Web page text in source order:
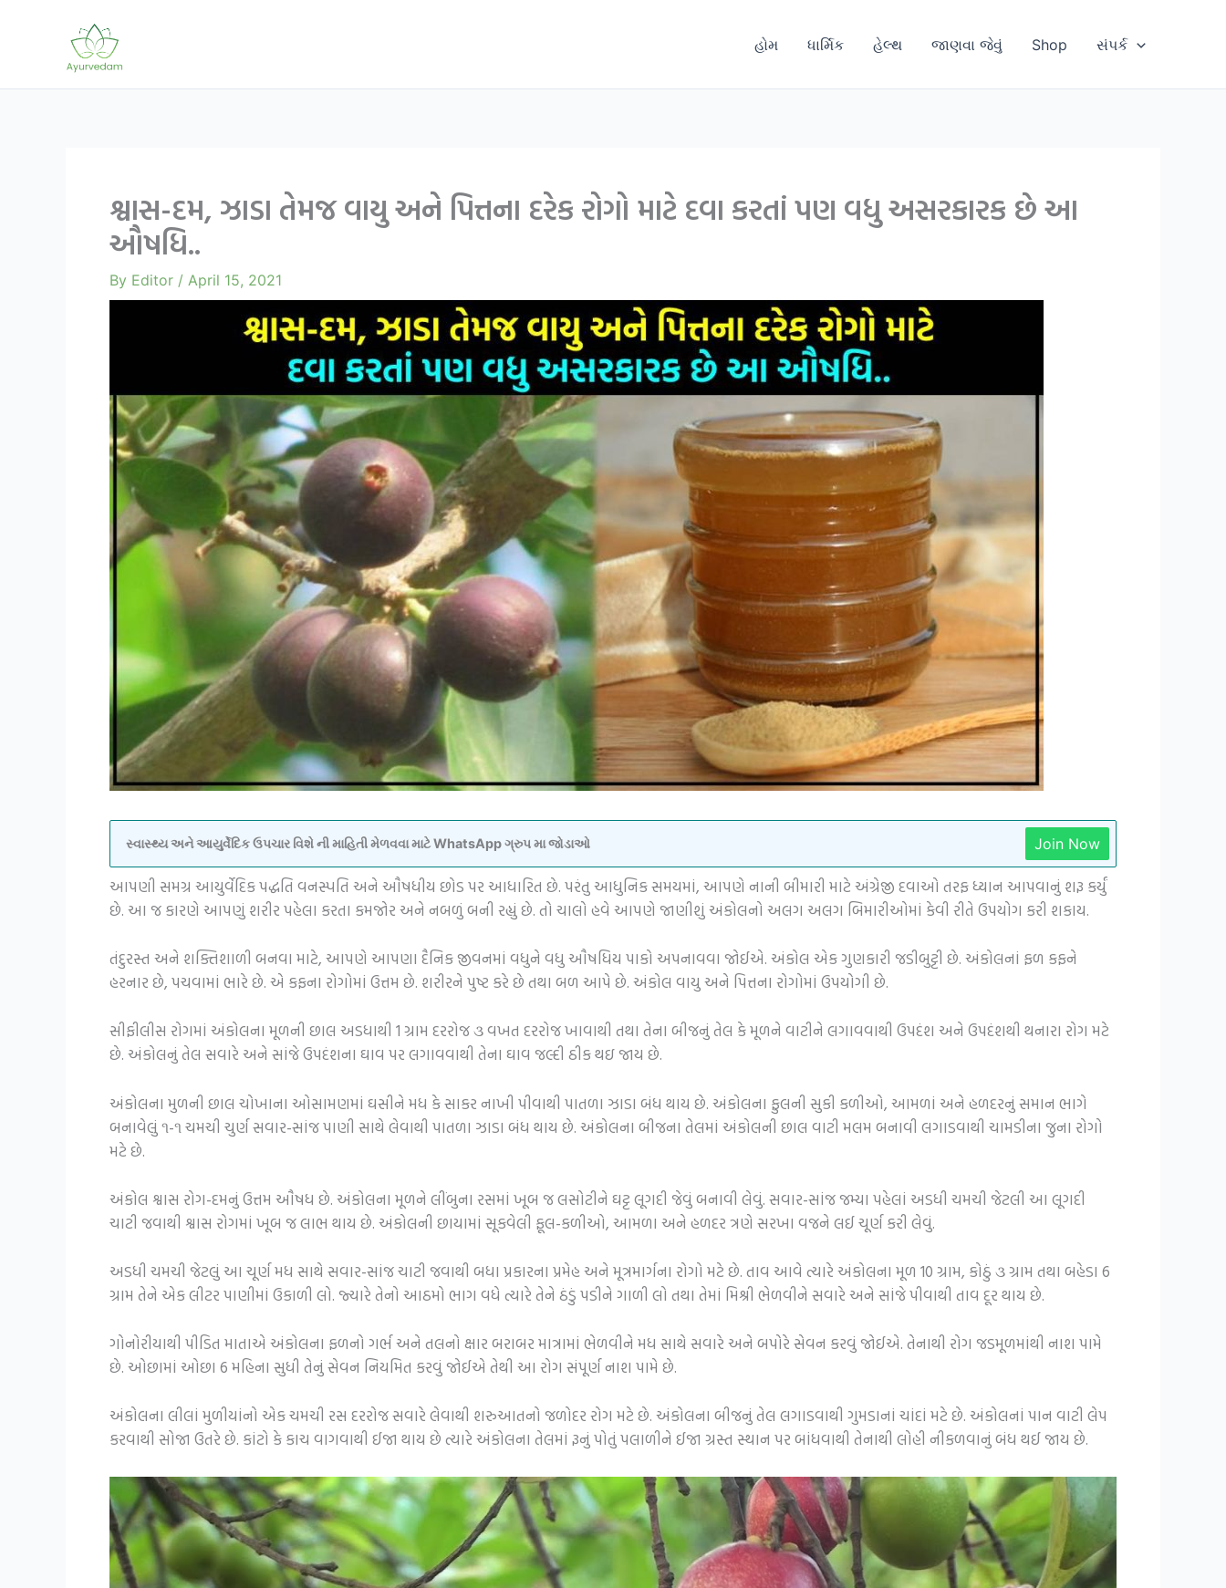
હોમ ધાર્મિક હેલ્થ જાણવા જેવું Shop સંપર્ક
શ્વાસ-દમ, ઝાડા તેમજ વાયુ અને પિત્તના દરેક રોગો માટે દવા કરતાં પણ વધુ અસરકારક છે આ
ઔષધિ..
By Editor / April 15, 2021
સ્વાસ્થ્ય અને આયુર્વેદિક ઉપચાર વિશે ની માહિતી મેળવવા માટે WhatsApp ગ્રુપ મા જોડાઓ Join Now
આપણી સમગ્ર આયુર્વેદિક પદ્ધતિ વનસ્પતિ અને ઔષધીય છોડ પર આધારિત છે. પરંતુ આધુનિક સમયમાં, આપણે નાની બીમારી માટે અંગ્રેજી દવાઓ તરફ ધ્યાન આપવાનું શરૂ કર્યું
છે. આ જ કારણે આપણું શરીર પહેલા કરતા કમજોર અને નબળું બની રહ્યું છે. તો ચાલો હવે આપણે જાણીશું અંકોલનો અલગ અલગ બિમારીઓમાં કેવી રીતે ઉપયોગ કરી શકાય.
તંદુરસ્ત અને શક્તિશાળી બનવા માટે, આપણે આપણા દૈનિક જીવનમાં વધુને વધુ ઔષધિય પાકો અપનાવવા જોઈએ. અંકોલ એક ગુણકારી જડીબુટ્ટી છે. અંકોલનાં ફળ કફને
હરનાર છે, પચવામાં ભારે છે. એ કફના રોગોમાં ઉત્તમ છે. શરીરને પુષ્ટ કરે છે તથા બળ આપે છે. અંકોલ વાયુ અને પિત્તના રોગોમાં ઉપયોગી છે.
સીફીલીસ રોગમાં અંકોલના મૂળની છાલ અડધાથી 1 ગ્રામ દરરોજ ૩ વખત દરરોજ ખાવાથી તથા તેના બીજનું તેલ કે મૂળને વાટીને લગાવવાથી ઉપદંશ અને ઉપદંશથી થનારા રોગ મટે
છે. અંકોલનું તેલ સવારે અને સાંજે ઉપદંશના ઘાવ પર લગાવવાથી તેના ઘાવ જલ્દી ઠીક થઇ જાય છે.
અંકોલના મુળની છાલ ચોખાના ઓસામણમાં ઘસીને મધ કે સાકર નાખી પીવાથી પાતળા ઝાડા બંધ થાય છે. અંકોલના ફુલની સુકી કળીઓ, આમળાં અને હળદરનું સમાન ભાગે
બનાવેલું ૧-૧ ચમચી ચુર્ણ સવાર-સાંજ પાણી સાથે લેવાથી પાતળા ઝાડા બંધ થાય છે. અંકોલના બીજના તેલમાં અંકોલની છાલ વાટી મલમ બનાવી લગાડવાથી ચામડીના જુના રોગો
મટે છે.
અંકોલ શ્વાસ રોગ-દમનું ઉત્તમ ઔષધ છે. અંકોલના મૂળને લીંબુના રસમાં ખૂબ જ લસોટીને ઘટ્ટ લૂગદી જેવું બનાવી લેવું. સવાર-સાંજ જમ્યા પહેલાં અડધી ચમચી જેટલી આ લૂગદી
ચાટી જવાથી શ્વાસ રોગમાં ખૂબ જ લાભ થાય છે. અંકોલની છાયામાં સૂકવેલી ફૂલ-કળીઓ, આમળા અને હળદર ત્રણે સરખા વજને લઈ ચૂર્ણ કરી લેવું.
અડધી ચમચી જેટલું આ ચૂર્ણ મધ સાથે સવાર-સાંજ ચાટી જવાથી બધા પ્રકારના પ્રમેહ અને મૂત્રમાર્ગના રોગો મટે છે. તાવ આવે ત્યારે અંકોલના મૂળ 10 ગ્રામ, કોઠું ૩ ગ્રામ તથા બહેડા 6
ગ્રામ તેને એક લીટર પાણીમાં ઉકાળી લો. જ્યારે તેનો આઠમો ભાગ વધે ત્યારે તેને ઠંડું પડીને ગાળી લો તથા તેમાં મિશ્રી ભેળવીને સવારે અને સાંજે પીવાથી તાવ દૂર થાય છે.
ગોનોરીયાથી પીડિત માતાએ અંકોલના ફળનો ગર્ભ અને તલનો ક્ષાર બરાબર માત્રામાં ભેળવીને મધ સાથે સવારે અને બપોરે સેવન કરવું જોઈએ. તેનાથી રોગ જડમૂળમાંથી નાશ પામે
છે. ઓછામાં ઓછા 6 મહિના સુધી તેનું સેવન નિયમિત કરવું જોઈએ તેથી આ રોગ સંપૂર્ણ નાશ પામે છે.
અંકોલના લીલાં મુળીયાંનો એક ચમચી રસ દરરોજ સવારે લેવાથી શરુઆતનો જળોદર રોગ મટે છે. અંકોલના બીજનું તેલ લગાડવાથી ગુમડાનાં ચાંદાં મટે છે. અંકોલનાં પાન વાટી લેપ
કરવાથી સોજા ઉતરે છે. કાંટો કે કાચ વાગવાથી ઈજા થાય છે ત્યારે અંકોલના તેલમાં રૂનું પોતું પલાળીને ઈજા ગ્રસ્ત સ્થાન પર બાંધવાથી તેનાથી લોહી નીકળવાનું બંધ થઈ જાય છે.